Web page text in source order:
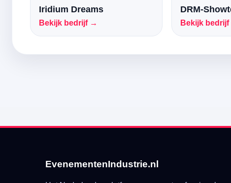
Iridium Dreams
Bekijk bedrijf →
DRM-
Bekijk
EvenementenIndustrie.nl